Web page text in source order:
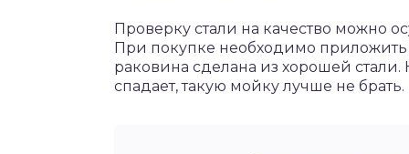
Проверку стали на качество можно
При покупке необходимо приложить
раковина сделана из хорошей
спадает, такую мойку лучше не брать.